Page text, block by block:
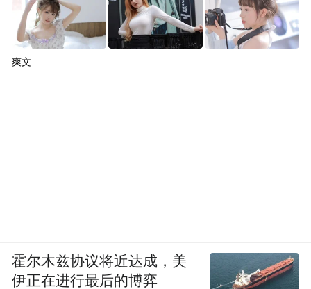
爽文
霍尔木兹协议将近达成，美
伊正在进行最后的博弈